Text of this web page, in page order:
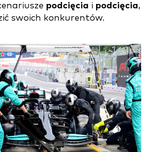
podcięcia i podcięcia,
swoich konkurentów.